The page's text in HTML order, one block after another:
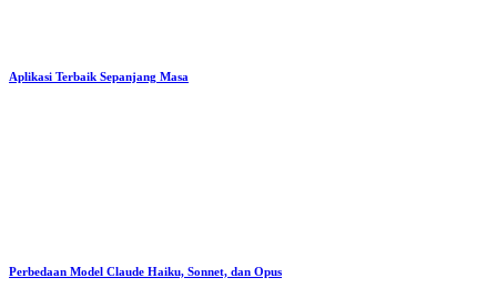
Aplikasi Terbaik Sepanjang Masa
Perbedaan Model Claude Haiku, Sonnet, dan Opus